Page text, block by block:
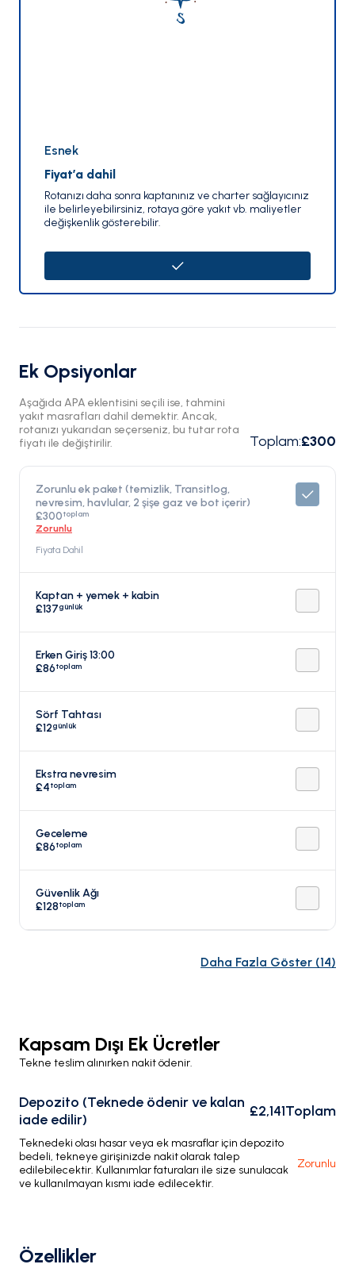
Esnek
Fiyat’a dahil
Rotanızı daha sonra kaptanınız ve charter sağlayıcınız
ile belirleyebilirsiniz, rotaya göre yakıt vb. maliyetler
değişkenlik gösterebilir.
Ek Opsiyonlar
Aşağıda APA eklentisini seçili ise, tahmini
yakıt masrafları dahil demektir. Ancak,
rotanızı yukarıdan seçerseniz, bu tutar rota
fiyatı ile değiştirilir.
Toplam:£300
Zorunlu ek paket (temizlik, Transitlog,
nevresim, havlular, 2 şişe gaz ve bot içerir)
£300toplam
Zorunlu
Fiyata Dahil
Kaptan + yemek + kabin
£137günlük
Erken Giriş 13:00
£86toplam
Sörf Tahtası
£12günlük
Ekstra nevresim
£4toplam
Geceleme
£86toplam
Güvenlik Ağı
£128toplam
Daha Fazla Göster (14)
Kapsam Dışı Ek Ücretler
Tekne teslim alınırken nakit ödenir.
Depozito (Teknede ödenir ve kalan
iade edilir)
£2,141Toplam
Teknedeki olası hasar veya ek masraflar için depozito
bedeli, tekneye girişinizde nakit olarak talep
edilebilecektir. Kullanımlar faturaları ile size sunulacak
ve kullanılmayan kısmı iade edilecektir.
Zorunlu
Özellikler